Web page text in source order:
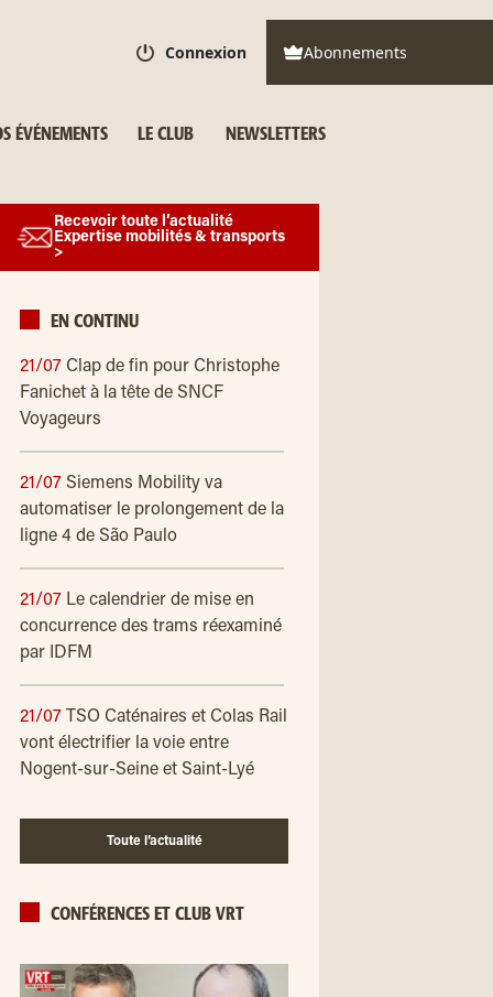
Connexion Abonnements
ÉVÉNEMENTS LE CLUB NEWSLETTERS
Recevoir toute l’actualité
Expertise mobilités & transports
>
EN CONTINU
21/07 Clap de fin pour Christophe
Fanichet à la tête de SNCF
Voyageurs
21/07 Siemens Mobility va
automatiser le prolongement de la
ligne 4 de São Paulo
21/07 Le calendrier de mise en
concurrence des trams réexaminé
par IDFM
21/07
TSO Caténaires et Colas Rail
vont électrifier la voie entre
Nogent-sur-Seine et Saint-Lyé
Toute l’actualité
CONFÉRENCES ET CLUB VRT